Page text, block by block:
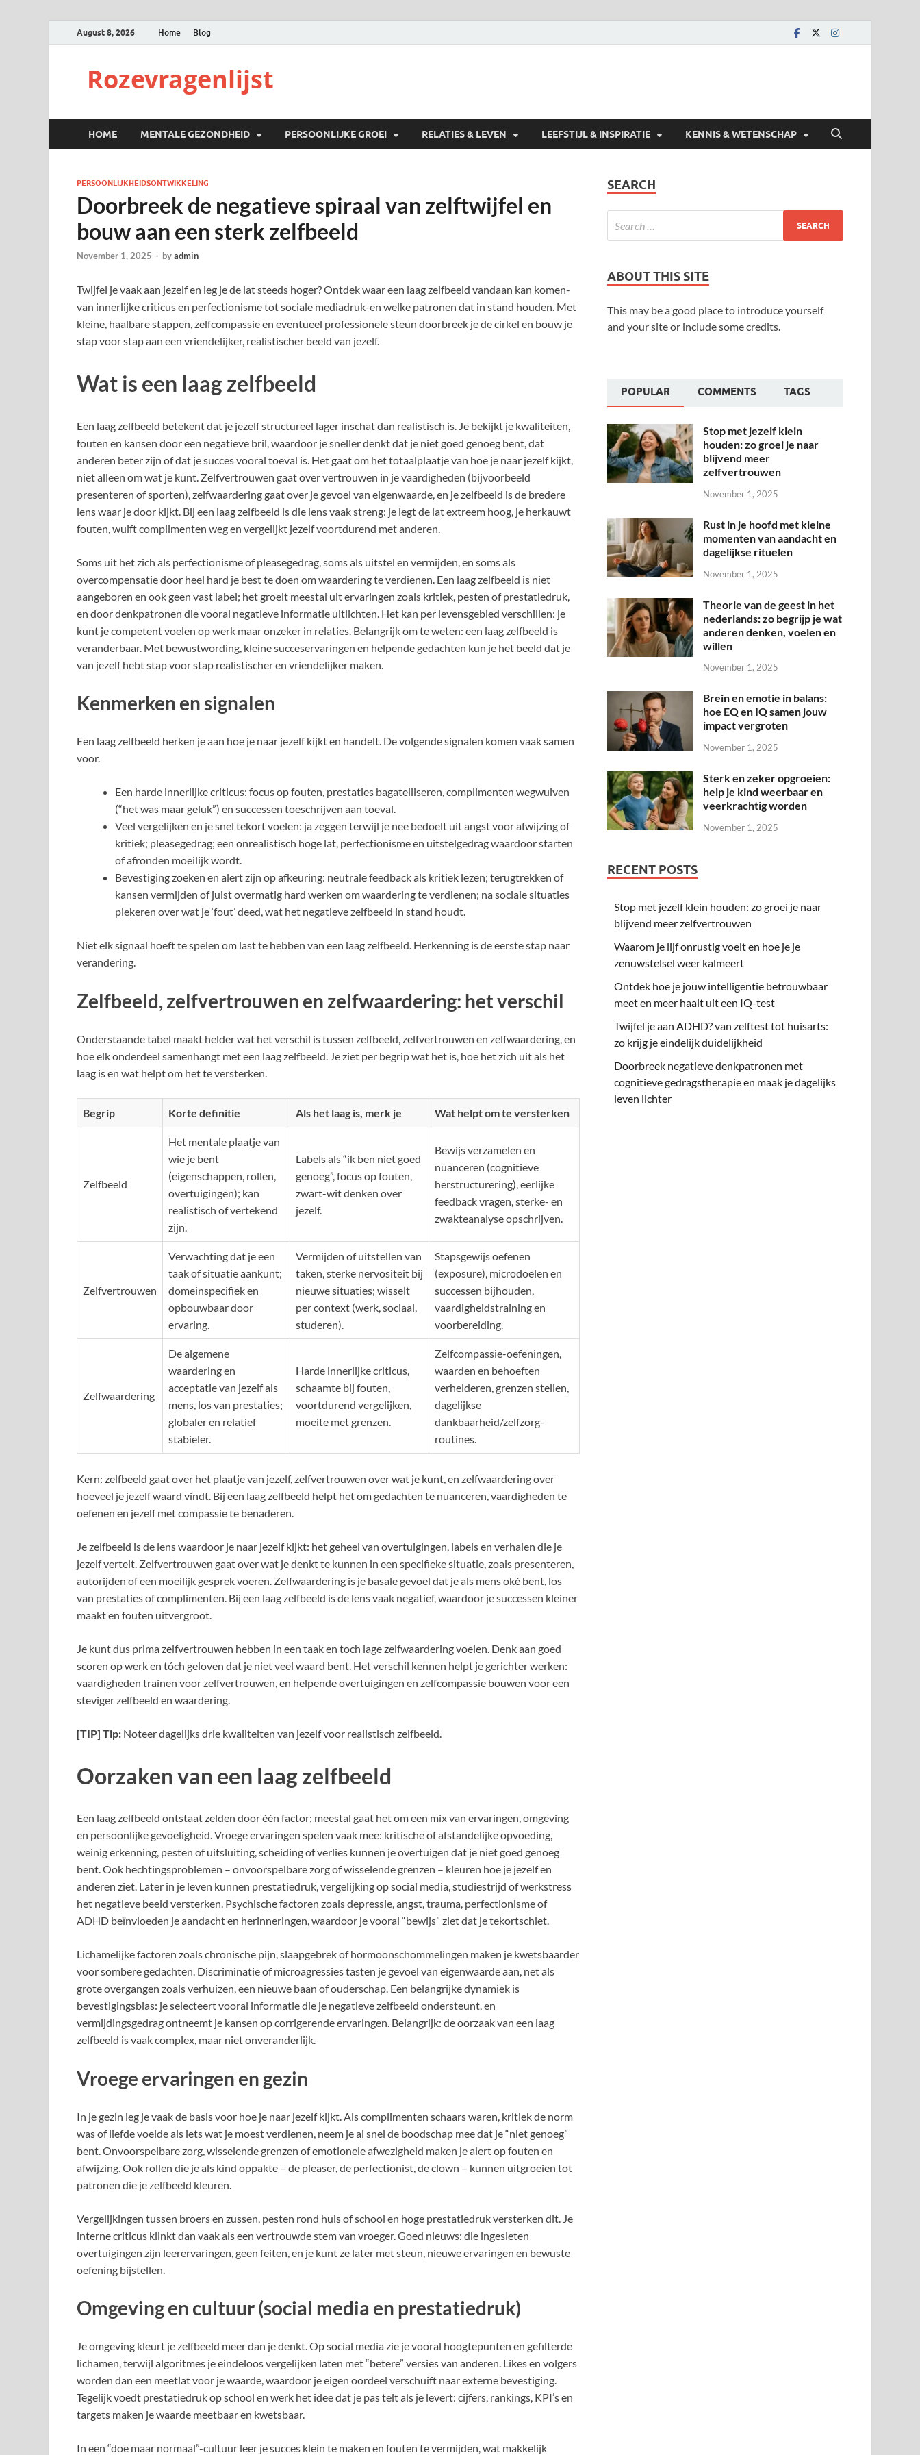
August 8, 2026 Home Blog
Rozevragenlijst
HOME MENTALE GEZONDHEID PERSOONLIJKE GROEI RELATIES & LEVEN LEEFSTIJL & INSPIRATIE KENNIS & WETENSCHAP
PERSOONLIJKHEIDSONTWIKKELING
Doorbreek de negatieve spiraal van zelftwijfel en
bouw aan een sterk zelfbeeld
November 1, 2025 - byadmin
Twijfel je vaak aan jezelf en leg je de lat steeds hoger? Ontdek waar een laag zelfbeeld vandaan kan komen-
van innerlijke criticus en perfectionisme tot sociale mediadruk-en welke patronen dat in stand houden. Met
kleine, haalbare stappen, zelfcompassie en eventueel professionele steun doorbreek je de cirkel en bouw je
stap voor stap aan een vriendelijker, realistischer beeld van jezelf.
Wat is een laag zelfbeeld
Een laag zelfbeeld betekent dat je jezelf structureel lager inschat dan realistisch is. Je bekijkt je kwaliteiten,
fouten en kansen door een negatieve bril, waardoor je sneller denkt dat je niet goed genoeg bent, dat
anderen beter zijn of dat je succes vooral toeval is. Het gaat om het totaalplaatje van hoe je naar jezelf kijkt,
niet alleen om wat je kunt. Zelfvertrouwen gaat over vertrouwen in je vaardigheden (bijvoorbeeld
presenteren of sporten), zelfwaardering gaat over je gevoel van eigenwaarde, en je zelfbeeld is de bredere
lens waar je door kijkt. Bij een laag zelfbeeld is die lens vaak streng: je legt de lat extreem hoog, je herkauwt
fouten, wuift complimenten weg en vergelijkt jezelf voortdurend met anderen.
Soms uit het zich als perfectionisme of pleasegedrag, soms als uitstel en vermijden, en soms als
overcompensatie door heel hard je best te doen om waardering te verdienen. Een laag zelfbeeld is niet
aangeboren en ook geen vast label; het groeit meestal uit ervaringen zoals kritiek, pesten of prestatiedruk,
en door denkpatronen die vooral negatieve informatie uitlichten. Het kan per levensgebied verschillen: je
kunt je competent voelen op werk maar onzeker in relaties. Belangrijk om te weten: een laag zelfbeeld is
veranderbaar. Met bewustwording, kleine succeservaringen en helpende gedachten kun je het beeld dat je
van jezelf hebt stap voor stap realistischer en vriendelijker maken.
Kenmerken en signalen
Een laag zelfbeeld herken je aan hoe je naar jezelf kijkt en handelt. De volgende signalen komen vaak samen
voor.
Een harde innerlijke criticus: focus op fouten, prestaties bagatelliseren, complimenten wegwuiven
(“het was maar geluk”) en successen toeschrijven aan toeval.
Veel vergelijken en je snel tekort voelen: ja zeggen terwijl je nee bedoelt uit angst voor afwijzing of
kritiek; pleasegedrag; een onrealistisch hoge lat, perfectionisme en uitstelgedrag waardoor starten
of afronden moeilijk wordt.
Bevestiging zoeken en alert zijn op afkeuring: neutrale feedback als kritiek lezen; terugtrekken of
kansen vermijden of juist overmatig hard werken om waardering te verdienen; na sociale situaties
piekeren over wat je ‘fout’ deed, wat het negatieve zelfbeeld in stand houdt.
Niet elk signaal hoeft te spelen om last te hebben van een laag zelfbeeld. Herkenning is de eerste stap naar
verandering.
Zelfbeeld, zelfvertrouwen en zelfwaardering: het verschil
Onderstaande tabel maakt helder wat het verschil is tussen zelfbeeld, zelfvertrouwen en zelfwaardering, en
hoe elk onderdeel samenhangt met een laag zelfbeeld. Je ziet per begrip wat het is, hoe het zich uit als het
laag is en wat helpt om het te versterken.
Begrip Korte definitie Als het laag is, merk je Wat helpt om te versterken
Zelfbeeld
Het mentale plaatje van
wie je bent
(eigenschappen, rollen,
overtuigingen); kan
realistisch of vertekend
zijn.
Labels als “ik ben niet goed
genoeg”, focus op fouten,
zwart-wit denken over
jezelf.
Bewijs verzamelen en
nuanceren (cognitieve
herstructurering), eerlijke
feedback vragen, sterke- en
zwakteanalyse opschrijven.
Zelfvertrouwen
Verwachting dat je een
taak of situatie aankunt;
domeinspecifiek en
opbouwbaar door
ervaring.
Vermijden of uitstellen van
taken, sterke nervositeit bij
nieuwe situaties; wisselt
per context (werk, sociaal,
studeren).
Stapsgewijs oefenen
(exposure), microdoelen en
successen bijhouden,
vaardigheidstraining en
voorbereiding.
Zelfwaardering
De algemene
waardering en
acceptatie van jezelf als
mens, los van prestaties;
globaler en relatief
stabieler.
Harde innerlijke criticus,
schaamte bij fouten,
voortdurend vergelijken,
moeite met grenzen.
Zelfcompassie-oefeningen,
waarden en behoeften
verhelderen, grenzen stellen,
dagelijkse
dankbaarheid/zelfzorg-
routines.
Kern: zelfbeeld gaat over het plaatje van jezelf, zelfvertrouwen over wat je kunt, en zelfwaardering over
hoeveel je jezelf waard vindt. Bij een laag zelfbeeld helpt het om gedachten te nuanceren, vaardigheden te
oefenen en jezelf met compassie te benaderen.
Je zelfbeeld is de lens waardoor je naar jezelf kijkt: het geheel van overtuigingen, labels en verhalen die je
jezelf vertelt. Zelfvertrouwen gaat over wat je denkt te kunnen in een specifieke situatie, zoals presenteren,
autorijden of een moeilijk gesprek voeren. Zelfwaardering is je basale gevoel dat je als mens oké bent, los
van prestaties of complimenten. Bij een laag zelfbeeld is de lens vaak negatief, waardoor je successen kleiner
maakt en fouten uitvergroot.
Je kunt dus prima zelfvertrouwen hebben in een taak en toch lage zelfwaardering voelen. Denk aan goed
scoren op werk en tóch geloven dat je niet veel waard bent. Het verschil kennen helpt je gerichter werken:
vaardigheden trainen voor zelfvertrouwen, en helpende overtuigingen en zelfcompassie bouwen voor een
steviger zelfbeeld en waardering.
[TIP] Tip: Noteer dagelijks drie kwaliteiten van jezelf voor realistisch zelfbeeld.
Oorzaken van een laag zelfbeeld
Een laag zelfbeeld ontstaat zelden door één factor; meestal gaat het om een mix van ervaringen, omgeving
en persoonlijke gevoeligheid. Vroege ervaringen spelen vaak mee: kritische of afstandelijke opvoeding,
weinig erkenning, pesten of uitsluiting, scheiding of verlies kunnen je overtuigen dat je niet goed genoeg
bent. Ook hechtingsproblemen – onvoorspelbare zorg of wisselende grenzen – kleuren hoe je jezelf en
anderen ziet. Later in je leven kunnen prestatiedruk, vergelijking op social media, studiestrijd of werkstress
het negatieve beeld versterken. Psychische factoren zoals depressie, angst, trauma, perfectionisme of
ADHD beïnvloeden je aandacht en herinneringen, waardoor je vooral “bewijs” ziet dat je tekortschiet.
Lichamelijke factoren zoals chronische pijn, slaapgebrek of hormoonschommelingen maken je kwetsbaarder
voor sombere gedachten. Discriminatie of microagressies tasten je gevoel van eigenwaarde aan, net als
grote overgangen zoals verhuizen, een nieuwe baan of ouderschap. Een belangrijke dynamiek is
bevestigingsbias: je selecteert vooral informatie die je negatieve zelfbeeld ondersteunt, en
vermijdingsgedrag ontneemt je kansen op corrigerende ervaringen. Belangrijk: de oorzaak van een laag
zelfbeeld is vaak complex, maar niet onveranderlijk.
Vroege ervaringen en gezin
In je gezin leg je vaak de basis voor hoe je naar jezelf kijkt. Als complimenten schaars waren, kritiek de norm
was of liefde voelde als iets wat je moest verdienen, neem je al snel de boodschap mee dat je “niet genoeg”
bent. Onvoorspelbare zorg, wisselende grenzen of emotionele afwezigheid maken je alert op fouten en
afwijzing. Ook rollen die je als kind oppakte – de pleaser, de perfectionist, de clown – kunnen uitgroeien tot
patronen die je zelfbeeld kleuren.
Vergelijkingen tussen broers en zussen, pesten rond huis of school en hoge prestatiedruk versterken dit. Je
interne criticus klinkt dan vaak als een vertrouwde stem van vroeger. Goed nieuws: die ingesleten
overtuigingen zijn leerervaringen, geen feiten, en je kunt ze later met steun, nieuwe ervaringen en bewuste
oefening bijstellen.
Omgeving en cultuur (social media en prestatiedruk)
Je omgeving kleurt je zelfbeeld meer dan je denkt. Op social media zie je vooral hoogtepunten en gefilterde
lichamen, terwijl algoritmes je eindeloos vergelijken laten met “betere” versies van anderen. Likes en volgers
worden dan een meetlat voor je waarde, waardoor je eigen oordeel verschuift naar externe bevestiging.
Tegelijk voedt prestatiedruk op school en werk het idee dat je pas telt als je levert: cijfers, rankings, KPI’s en
targets maken je waarde meetbaar en kwetsbaar.
In een “doe maar normaal”-cultuur leer je succes klein te maken en fouten te vermijden, wat makkelijk
SEARCH
ABOUT THIS SITE
This may be a good place to introduce yourself
and your site or include some credits.
POPULAR COMMENTS TAGS
Stop met jezelf klein
houden: zo groei je naar
blijvend meer
zelfvertrouwen
November 1, 2025
Rust in je hoofd met kleine
momenten van aandacht en
dagelijkse rituelen
November 1, 2025
Theorie van de geest in het
nederlands: zo begrijp je wat
anderen denken, voelen en
willen
November 1, 2025
Brein en emotie in balans:
hoe EQ en IQ samen jouw
impact vergroten
November 1, 2025
Sterk en zeker opgroeien:
help je kind weerbaar en
veerkrachtig worden
November 1, 2025
RECENT POSTS
Stop met jezelf klein houden: zo groei je naar
blijvend meer zelfvertrouwen
Waarom je lijf onrustig voelt en hoe je je
zenuwstelsel weer kalmeert
Ontdek hoe je jouw intelligentie betrouwbaar
meet en meer haalt uit een IQ-test
Twijfel je aan ADHD? van zelftest tot huisarts:
zo krijg je eindelijk duidelijkheid
Doorbreek negatieve denkpatronen met
cognitieve gedragstherapie en maak je dagelijks
leven lichter